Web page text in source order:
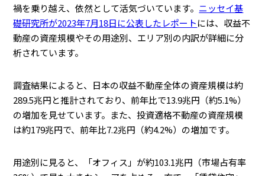
禍を乗り越え、依然として活気づいています。 ニッセイ基
礎研究所が2023年7月18日に公表したレポートには、収益不
動産の資産規模やその用途別、エリア別の内訳が詳細に分
析されています。
調査結果によると、日本の収益不動産全体の資産規模は約
289.5兆円と推計されており、前年比で13.9兆円（約5.1%）
の増加を見せています。また、投資適格不動産の資産規模
は約179兆円で、前年比7.2兆円（約4.2%）の増加です。
用途別に見ると、「オフィス」が約103.1兆円（市場占有率